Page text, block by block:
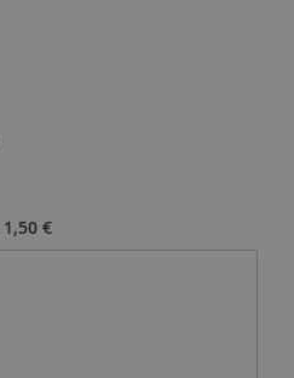
1,50 €